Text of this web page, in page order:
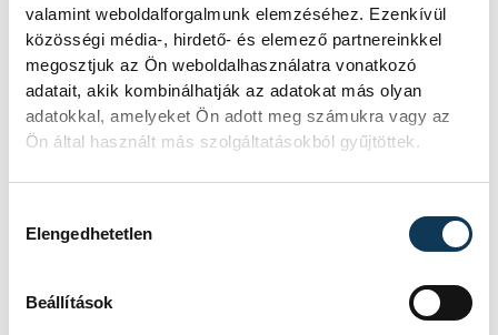
valamint weboldalforgalmunk elemzéséhez. Ezenkívül
közösségi média-, hirdető- és elemező partnereinkkel
megosztjuk az Ön weboldalhasználatra vonatkozó
adatait, akik kombinálhatják az adatokat más olyan
adatokkal, amelyeket Ön adott meg számukra vagy az
Ön által használt más szolgáltatásokból gyűjtöttek.
Elengedhetetlen
Beállítások
A Tisza-frakció
kezdeményezte, hogy
jövő kedden legyen az
meg az új köztársasági elnököt.